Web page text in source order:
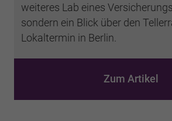
weiteres Lab eines
sondern ein Blick über den
Lokaltermin in Berlin.
Zum Artikel